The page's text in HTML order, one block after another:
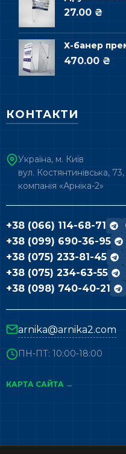
27.00 ₴
Х-банер
470.00 ₴
КОНТАКТИ
Україна, м. Київ
вул. Костянтинівська,
компанія «Арніка-2»
+38 (066) 114-68-71
+38 (099) 690-36-95
+38 (075) 233-81-45
+38 (075) 234-63-55
+38 (098) 740-40-21
arnika@arnika2.com
ПН-ПТ: 10:00-18:00
КАРТА САЙТА →